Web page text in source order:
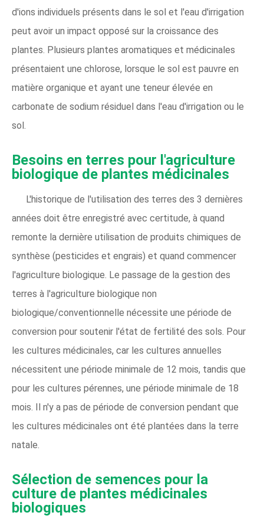
d'ions individuels présents dans le sol et l'eau d'irrigation
peut avoir un impact opposé sur la croissance des
plantes. Plusieurs plantes aromatiques et médicinales
présentaient une chlorose, lorsque le sol est pauvre en
matière organique et ayant une teneur élevée en
carbonate de sodium résiduel dans l'eau d'irrigation ou le
sol.
Besoins en terres pour l'agriculture
biologique de plantes médicinales
L'historique de l'utilisation des terres des 3 dernières
années doit être enregistré avec certitude, à quand
remonte la dernière utilisation de produits chimiques de
synthèse (pesticides et engrais) et quand commencer
l'agriculture biologique. Le passage de la gestion des
terres à l'agriculture biologique non
biologique/conventionnelle nécessite une période de
conversion pour soutenir l'état de fertilité des sols. Pour
les cultures médicinales, car les cultures annuelles
nécessitent une période minimale de 12 mois, tandis que
pour les cultures pérennes, une période minimale de 18
mois. Il n'y a pas de période de conversion pendant que
les cultures médicinales ont été plantées dans la terre
natale.
Sélection de semences pour la
culture de plantes médicinales
biologiques